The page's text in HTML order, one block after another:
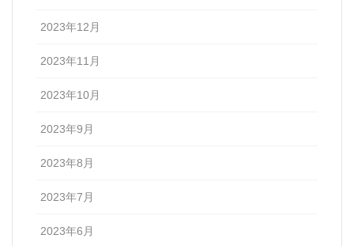
2023年12月
2023年11月
2023年10月
2023年9月
2023年8月
2023年7月
2023年6月